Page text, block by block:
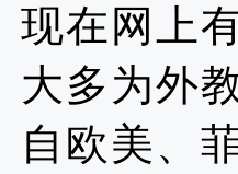
现在网上
大多为外
自欧美、